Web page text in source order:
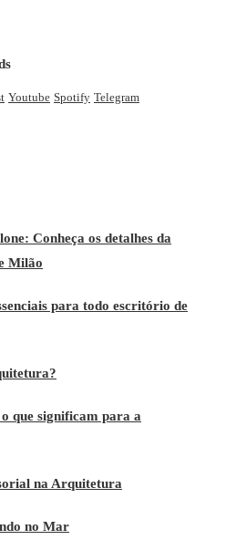
Youtube Spotify Telegram
Conheça os detalhes da
Milão
para todo escritório de
que significam para a
na Arquitetura
no Mar